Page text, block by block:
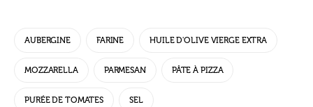
AUBERGINE FARINE HUILE D'OLIVE VIERGE EXTRA
MOZZARELLA PARMESAN PÂTE À PIZZA
PURÉE DE TOMATES SEL